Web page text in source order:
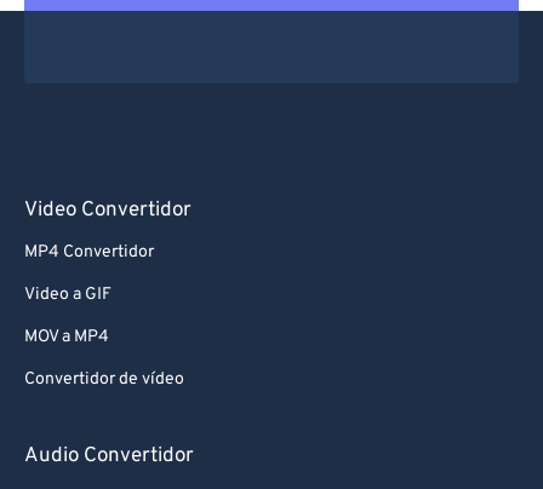
Video Convertidor
MP4 Convertidor
Video a GIF
MOV a MP4
Convertidor de vídeo
Audio Convertidor